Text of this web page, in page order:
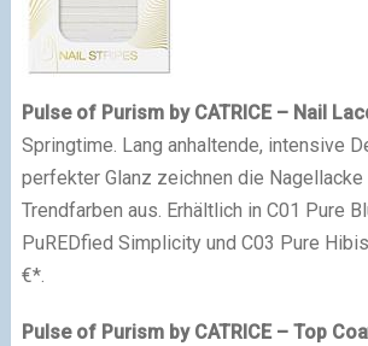
Pulse of Purism by CATRICE – Nail
Springtime. Lang anhaltende, intensive
perfekter Glanz zeichnen die Nagellacke
Trendfarben aus. Erhältlich in C01 Pure
PuREDfied Simplicity und C03 Pure
€*.
Pulse of Purism by CATRICE – Top